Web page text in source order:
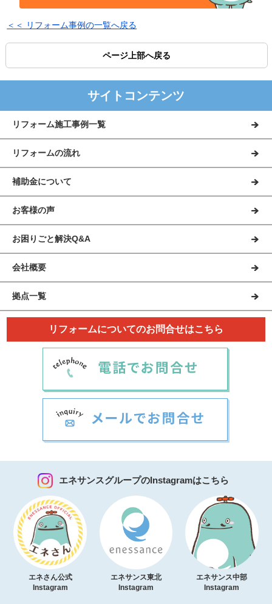
＜＜ リフォーム事例の一覧へ戻る
ページ上部へ戻る
サイトコンテンツ
リフォーム施工事例一覧
リフォームの流れ
補助金について
お客様の声
お困りごと解決Q&A
会社概要
拠点一覧
リフォームについてのお問合せはこちら
エネサンスグループのInstagramはこちら
エネさん公式
Instagram
エネサンス東北
Instagram
エネサンス中部
Instagram